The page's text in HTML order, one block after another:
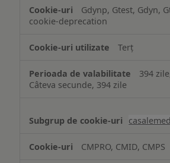
Gdynp, Gtest, Gdyn,
cookie-deprecation
Terț
394
Câteva secunde, 394 zile
CMPRO, CMID, CMPS